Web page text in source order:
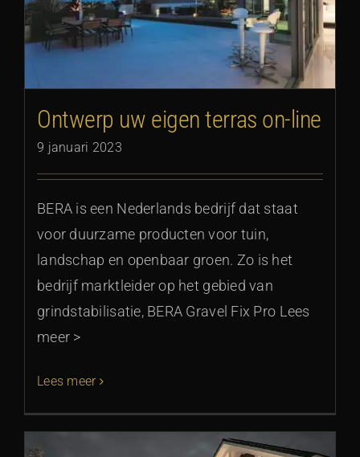
Ontwerp uw eigen terras on-line
9 januari 2023
BERA is een Nederlands bedrijf dat staat
voor duurzame producten voor tuin,
landschap en openbaar groen. Zo is het
bedrijf marktleider op het gebied van
grindstabilisatie, BERA Gravel Fix Pro Lees
meer >
Lees meer